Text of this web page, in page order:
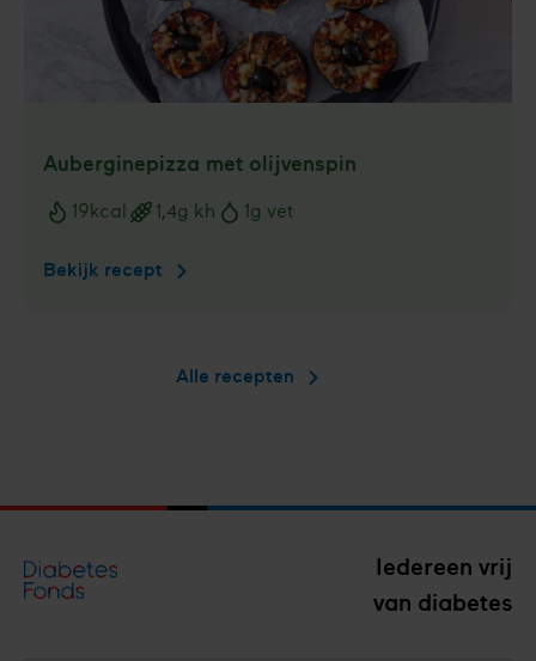
Aubergine­pizza met olijvenspin
19kcal 1,4g kh 1g vet
Bekijk recept Aubergine­
Alle recepten
Iedereen vrij
van diabetes